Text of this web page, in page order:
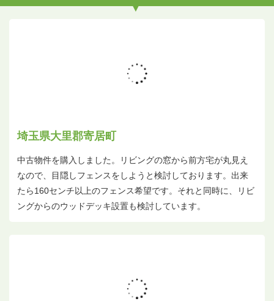
埼玉県大里郡寄居町
中古物件を購入しました。リビングの窓から前方宅が丸見え
なので、目隠しフェンスをしようと検討しております。出来
たら160センチ以上のフェンス希望です。それと同時に、リビ
ングからのウッドデッキ設置も検討しています。